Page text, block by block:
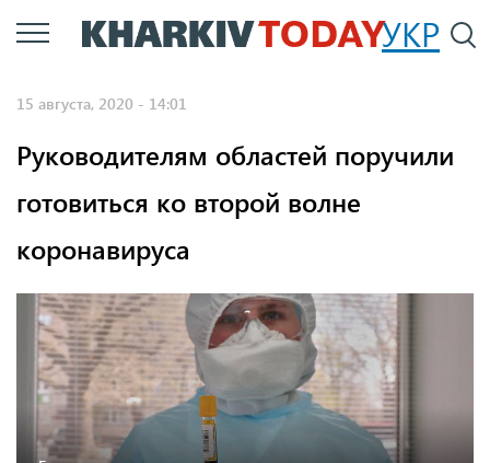
Перейти
к
УКР
15 августа, 2020 - 14:01
Руководителям областей поручили
готовиться ко второй волне
коронавируса